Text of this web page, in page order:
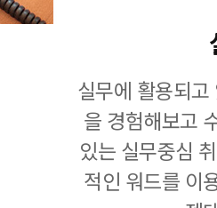
실무에 활용되
을 경험해보고
있는 실무중심
적인 워드를 이